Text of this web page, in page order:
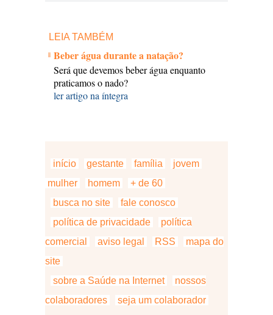
LEIA TAMBÉM
Beber água durante a natação?
Será que devemos beber água enquanto
praticamos o nado?
ler artigo na íntegra
início gestante família
jovem
mulher
homem
+ de 60
busca no site
fale conosco
política de privacidade
política
comercial
aviso legal RSS
mapa do
site
sobre a Saúde na Internet
nossos
colaboradores
seja um colaborador